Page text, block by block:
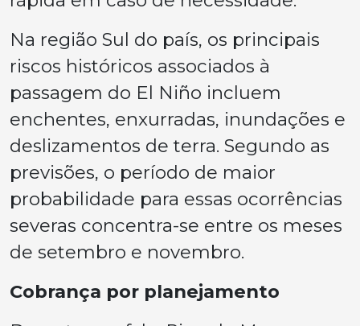
Na região Sul do país, os principais
riscos históricos associados à
passagem do El Niño incluem
enchentes, enxurradas, inundações e
deslizamentos de terra. Segundo as
previsões, o período de maior
probabilidade para essas ocorrências
severas concentra-se entre os meses
de setembro e novembro.
Cobrança por planejamento